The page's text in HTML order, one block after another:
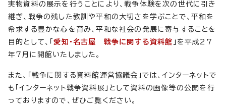
実物資料の展示を行うことにより、戦争体験を次の世代に引き
継ぎ、戦争の残した教訓や平和の大切さを学ぶことで、平和を
希求する豊かな心を育み、平和な社会の発展に寄与することを
目的として、「愛知・名古屋 戦争に関する資料館 」 を平成27
年7月に開館いたしました。
また、「戦争に関する資料館運営協議会」では、インターネットで
も「インターネット戦争資料展」として資料の画像等の公開を行
っておりますので、ぜひご覧ください。